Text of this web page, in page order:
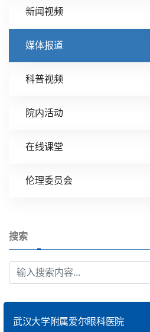
新闻视频
媒体报道
科普视频
院内活动
在线课堂
伦理委员会
搜索
武汉大学附属爱尔眼科医院